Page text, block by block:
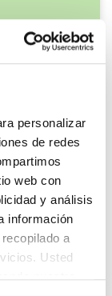
personalizar
de redes
web con
y análisis
información
a
Usted
asked
questions